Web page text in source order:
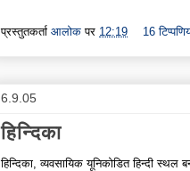
प्रस्तुतकर्ता आलोक पर 12:19 16
6.9.05
हिन्दिका
हिन्दिका, व्यवसायिक यूनिकोडित हिन्दी